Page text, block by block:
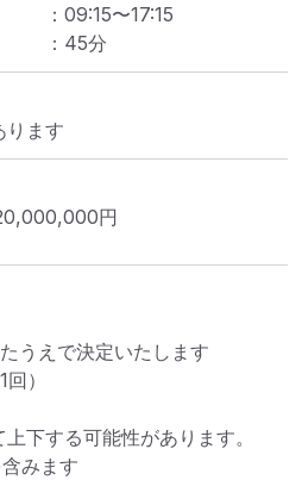
： 09:15〜17:15
： 45分
ります
円
うえで決定いたします
）
下する可能性があります。
みます